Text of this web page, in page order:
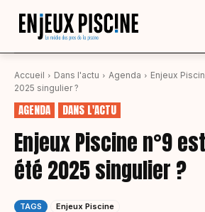
Accueil Dans l'actu Agenda
Enjeux
2025 singulier ?
AGENDA DANS L'ACTU
Enjeux Piscine n°9
été 2025 singulier ?
TAGS Enjeux Piscine